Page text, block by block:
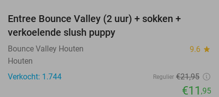
Entree Bounce Valley (2 uur) + sokken +
verkoelende slush puppy
Bounce Valley Houten 9.6 star
Houten
Verkocht: 1.744
Regulier €21,95
€11 ,95